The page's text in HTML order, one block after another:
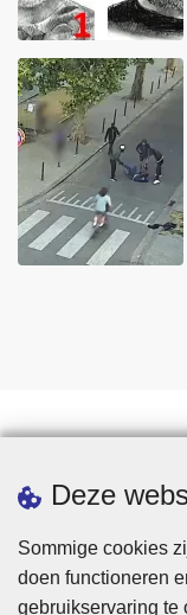
Deze
Sommige cookies
doen functioneren
gebruikservaring te